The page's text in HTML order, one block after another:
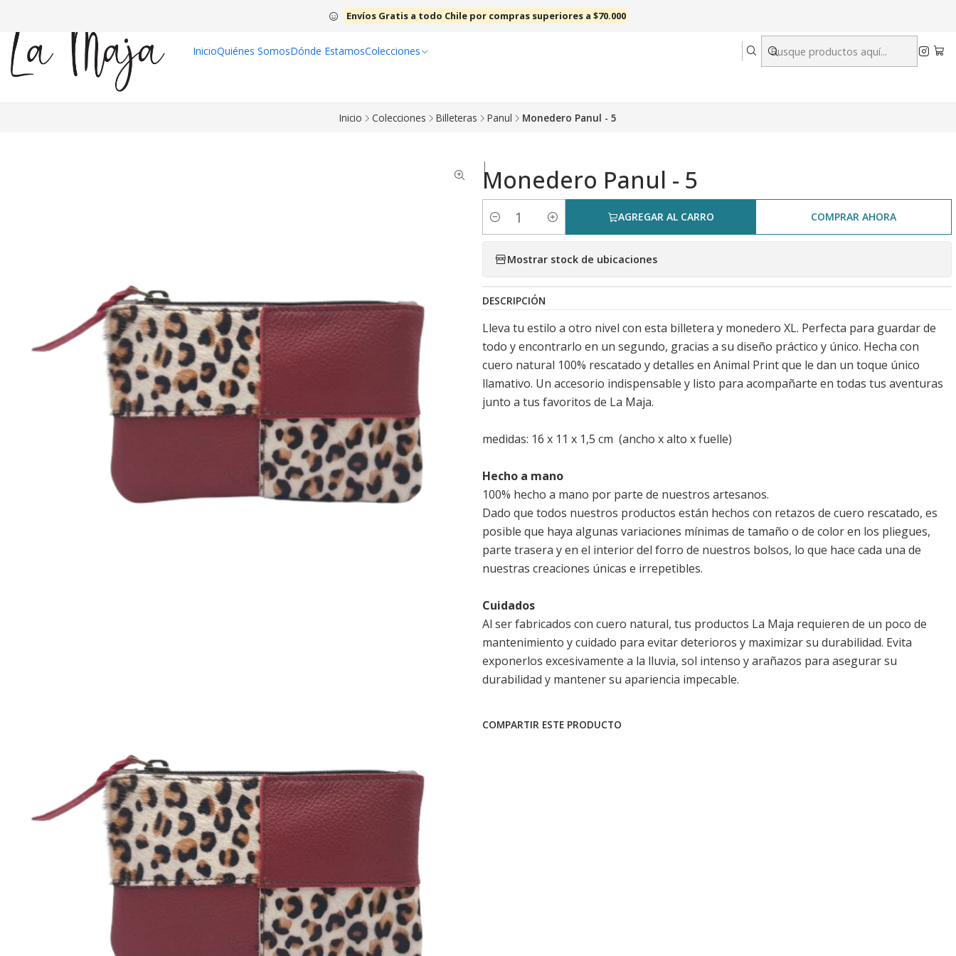
InicioQuiénes SomosDónde EstamosColecciones
Envíos Gratis a todo Chile por compras superiores a $70.000
Inicio Colecciones Billeteras Panul Monedero Panul - 5
|Monedero Panul - 5
Cantidad
AGREGAR AL CARRO COMPRAR AHORA
Mostrar stock de ubicaciones
DESCRIPCIÓN
Lleva tu estilo a otro nivel con esta billetera y monedero XL. Perfecta para guardar de
todo y encontrarlo en un segundo, gracias a su diseño práctico y único. Hecha con
cuero natural 100% rescatado y detalles en Animal Print que le dan un toque único
llamativo. Un accesorio indispensable y listo para acompañarte en todas tus aventuras
junto a tus favoritos de La Maja.
medidas: 16 x 11 x 1,5 cm (ancho x alto x fuelle)
Hecho a mano
100% hecho a mano por parte de nuestros artesanos.
Dado que todos nuestros productos están hechos con retazos de cuero rescatado, es
posible que haya algunas variaciones mínimas de tamaño o de color en los pliegues,
parte trasera y en el interior del forro de nuestros bolsos, lo que hace cada una de
nuestras creaciones únicas e irrepetibles.
Cuidados
Al ser fabricados con cuero natural, tus productos La Maja requieren de un poco de
mantenimiento y cuidado para evitar deterioros y maximizar su durabilidad. Evita
exponerlos excesivamente a la lluvia, sol intenso y arañazos para asegurar su
durabilidad y mantener su apariencia impecable.
COMPARTIR ESTE PRODUCTO